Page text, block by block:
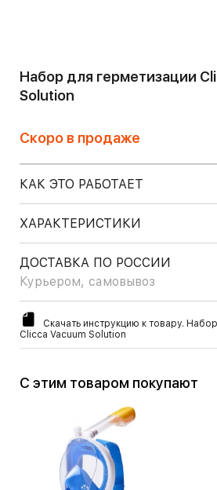
Набор для герметизации
Solution
Скоро в продаже
КАК ЭТО РАБОТАЕТ
ХАРАКТЕРИСТИКИ
ДОСТАВКА ПО РОССИИ
Курьером, самовывоз
Скачать инструкцию к товару.
Clicca Vacuum Solution
С этим товаром покупают